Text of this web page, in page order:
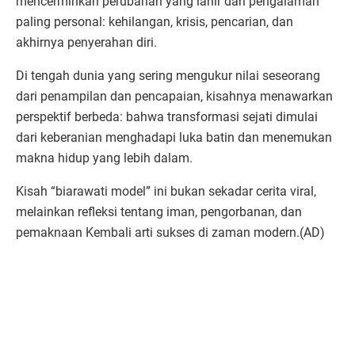
paling personal: kehilangan, krisis, pencarian, dan
akhirnya penyerahan diri.
Di tengah dunia yang sering mengukur nilai seseorang
dari penampilan dan pencapaian, kisahnya menawarkan
perspektif berbeda: bahwa transformasi sejati dimulai
dari keberanian menghadapi luka batin dan menemukan
makna hidup yang lebih dalam.
Kisah “biarawati model” ini bukan sekadar cerita viral,
melainkan refleksi tentang iman, pengorbanan, dan
pemaknaan Kembali arti sukses di zaman modern.(AD)